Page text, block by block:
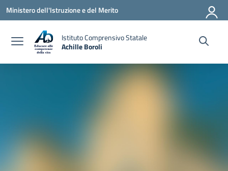
Vai ai contenuti
Vai al menu di navigazione
Vai al footer
Ministero dell'Istruzione e del Merito
Istituto Comprensivo Statale
Achille Boroli